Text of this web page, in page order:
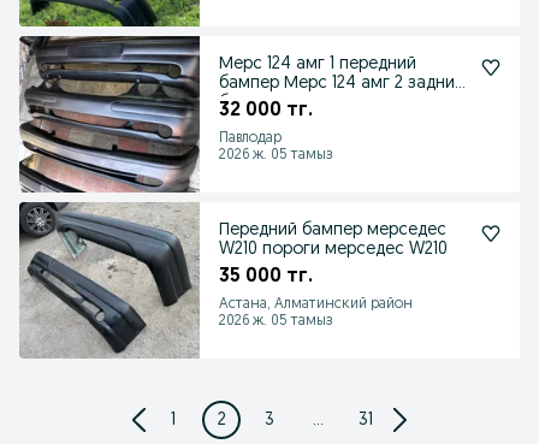
Мерс 124 амг 1 передний
бампер Мерс 124 амг 2 задний
бампер вочек круг
32 000 тг.
Павлодар
2026 ж. 05 тамыз
Передний бампер мерседес
W210 пороги мерседес W210
35 000 тг.
Астана, Алматинский район
2026 ж. 05 тамыз
1 2 3 ... 31